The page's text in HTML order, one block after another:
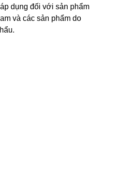
dụng đối với sản phẩm
và các sản phẩm do